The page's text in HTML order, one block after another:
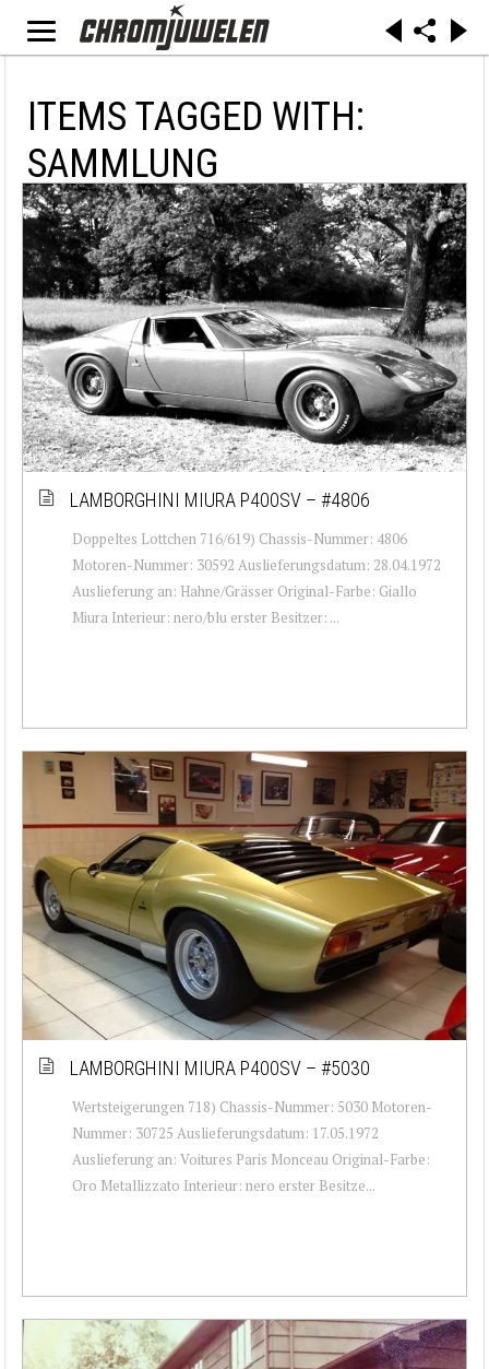
ITEMS TAGGED WITH:
SAMMLUNG
LAMBORGHINI MIURA P400SV – #4806
Doppeltes Lottchen 716/619) Chassis-Nummer: 4806
Motoren-Nummer: 30592 Auslieferungsdatum: 28.04.1972
Auslieferung an: Hahne/Grässer Original-Farbe: Giallo
Miura Interieur: nero/blu erster Besitzer: ...
LAMBORGHINI MIURA P400SV – #5030
Wertsteigerungen 718) Chassis-Nummer: 5030 Motoren-
Nummer: 30725 Auslieferungsdatum: 17.05.1972
Auslieferung an: Voitures Paris Monceau Original-Farbe:
Oro Metallizzato Interieur: nero erster Besitze...